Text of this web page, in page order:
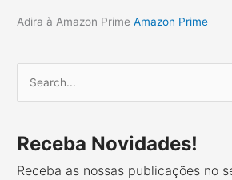
Adira à Amazon PrimeAmazon Prime
rReceba Novidades!
Receba as nossas publicações no